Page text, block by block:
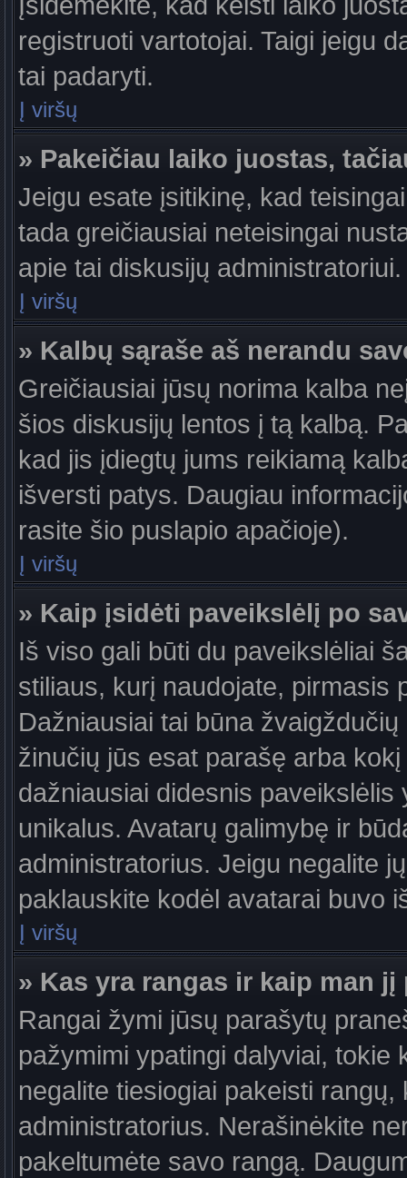
registruoti vartotojai. Taigi jeigu
tai padaryti.
Į viršų
» Pakeičiau laiko juostas,
Jeigu esate įsitikinę, kad
tada greičiausiai neteisingai
apie tai diskusijų administratoriui.
Į viršų
» Kalbų sąraše aš nerandu
Greičiausiai jūsų norima kalba
šios diskusijų lentos į tą kalbą.
kad jis įdiegtų jums reikiamą
išversti patys. Daugiau
rasite šio puslapio apačioje).
Į viršų
» Kaip įsidėti paveikslėlį po
Iš viso gali būti du paveikslėliai
stiliaus, kurį naudojate, pirmasis
Dažniausiai tai būna
žinučių jūs esat parašę arba
dažniausiai didesnis
unikalus. Avatarų galimybę ir
administratorius. Jeigu negalite
paklauskite kodėl avatarai buvo
Į viršų
» Kas yra rangas ir kaip man
Rangai žymi jūsų parašytų
pažymimi ypatingi dalyviai, tokie
negalite tiesiogiai pakeisti
administratorius. Nerašinėkite
pakeltumėte savo rangą.